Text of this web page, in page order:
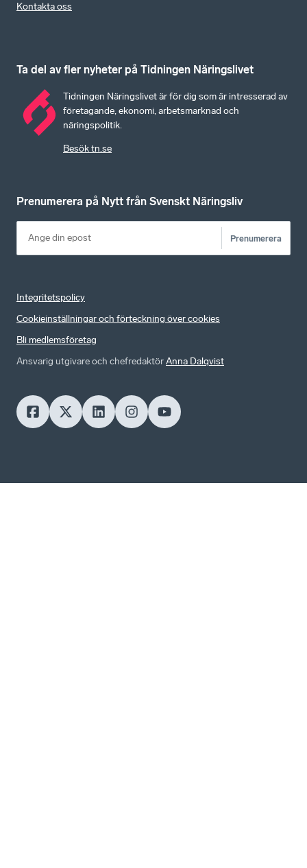
Kontakta oss
Ta del av fler nyheter på Tidningen Näringslivet
Tidningen Näringslivet är för dig som är intresserad av
företagande, ekonomi, arbetsmarknad och
näringspolitik.
Besök tn.se
Prenumerera på Nytt från Svenskt Näringsliv
Prenumerera
Integritetspolicy
Cookieinställningar och förteckning över cookies
Bli medlemsföretag
Ansvarig utgivare och chefredaktörAnna Dalqvist